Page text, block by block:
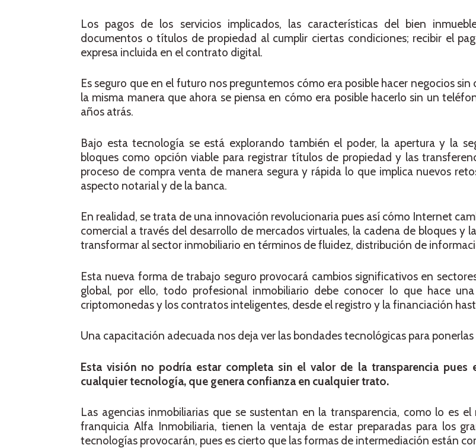
Los pagos de los servicios implicados, las características del bien
documentos o títulos de propiedad al cumplir ciertas condiciones; recibir el
expresa incluida en el contrato digital.
Es seguro que en el futuro nos preguntemos cómo era posible hacer negocios
la misma manera que ahora se piensa en cómo era posible hacerlo sin un
años atrás.
Bajo esta tecnología se está explorando también el poder, la apertura y la
bloques como opción viable para registrar títulos de propiedad y las
proceso de compra venta de manera segura y rápida lo que implica nuevos
aspecto notarial y de la banca.
En realidad, se trata de una innovación revolucionaria pues así cómo Internet
comercial a través del desarrollo de mercados virtuales, la cadena de bloques y
transformar al sector inmobiliario en términos de fluidez, distribución de
Esta nueva forma de trabajo seguro provocará cambios significativos en
global, por ello, todo profesional inmobiliario debe conocer lo que hace
criptomonedas y los contratos inteligentes, desde el registro y la financiación
Una capacitación adecuada nos deja ver las bondades tecnológicas para
Esta visión no podría estar completa sin el valor de la transparencia pues
cualquier tecnología, que genera confianza en cualquier trato.
Las agencias inmobiliarias que se sustentan en la transparencia, como lo es
franquicia Alfa Inmobiliaria, tienen la ventaja de estar preparadas para los
tecnologías provocarán, pues es cierto que las formas de intermediación están